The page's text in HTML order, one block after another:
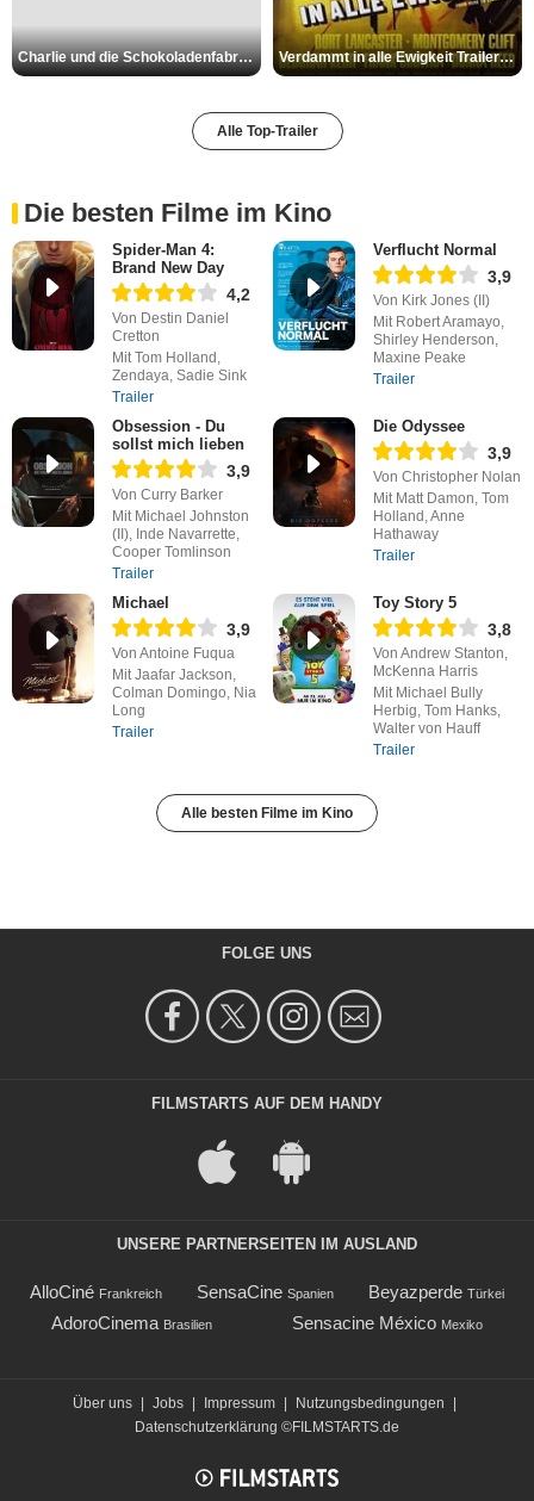
Charlie und die Schokoladenfabrik Trailer OV Verdammt in alle Ewigkeit Trailer OV
Alle Top-Trailer
Die besten Filme im Kino
Spider-Man 4:
Brand New Day
4,2
Von Destin Daniel
Cretton
Mit Tom Holland,
Zendaya, Sadie Sink
Trailer
Verflucht Normal
3,9
Von Kirk Jones (II)
Mit Robert Aramayo,
Shirley Henderson,
Maxine Peake
Trailer
Obsession - Du
sollst mich lieben
3,9
Von Curry Barker
Mit Michael Johnston
(II), Inde Navarrette,
Cooper Tomlinson
Trailer
Die Odyssee
3,9
Von Christopher Nolan
Mit Matt Damon, Tom
Holland, Anne
Hathaway
Trailer
Michael
3,9
Von Antoine Fuqua
Mit Jaafar Jackson,
Colman Domingo, Nia
Long
Trailer
Toy Story 5
3,8
Von Andrew Stanton,
McKenna Harris
Mit Michael Bully
Herbig, Tom Hanks,
Walter von Hauff
Trailer
Alle besten Filme im Kino
FOLGE UNS
FILMSTARTS AUF DEM HANDY
UNSERE PARTNERSEITEN IM AUSLAND
AlloCiné Frankreich SensaCine Spanien Beyazperde Türkei
AdoroCinema Brasilien Sensacine México Mexiko
Über uns | Jobs | Impressum | Nutzungsbedingungen
|
Datenschutzerklärung ©FILMSTARTS.de